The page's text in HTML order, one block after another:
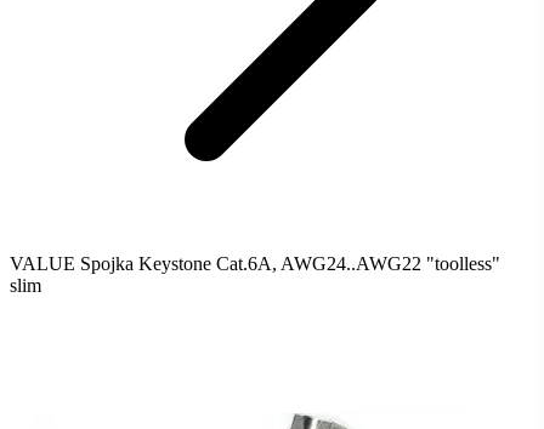
VALUE Spojka Keystone Cat.6A, AWG24..AWG22 "toolless"
slim